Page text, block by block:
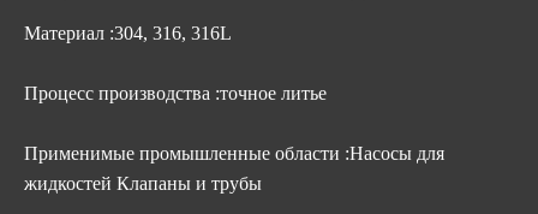
Материал :304, 316, 316L
Процесс производства :точное литье
Применимые промышленные области :Насосы для
жидкостей Клапаны и трубы